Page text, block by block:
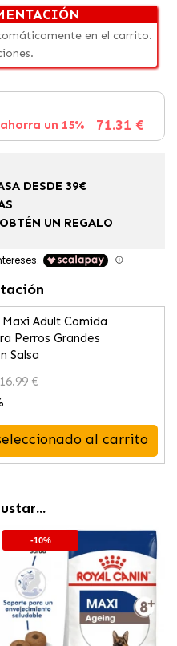
en el carrito.
un 15% 71.31 €
DESDE 39€
UN REGALO
Maxi Adult Comida
Perros Grandes
Salsa
16.99 €
al carrito
-10%